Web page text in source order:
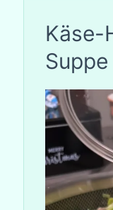
Käse-
Suppe